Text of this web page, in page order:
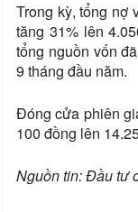
Trong kỳ, tổng nợ
tăng 31% lên
tổng nguồn vốn
9 tháng đầu năm.
Đóng cửa phiên
100 đồng lên
Nguồn tin: Đầu tư